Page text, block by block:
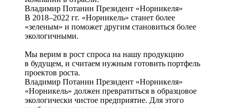
Владимир Потанин Президент «Норникеля»
В 2018–2022 гг. «Норникель» станет более
«зеленым» и поможет другим становиться более
экологичными.
Мы верим в рост спроса на нашу продукцию
в будущем, и считаем нужным готовить портфель
проектов роста.
Владимир Потанин Президент «Норникеля»
«Норникель» должен превратиться в образцовое
экологически чистое предприятие. Для этого